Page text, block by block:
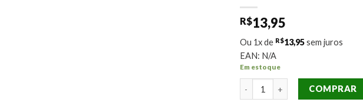
R$13,95
Ou 1x de R$13,95sem juros
EAN: N/A
Em estoque
Stencil OPA 2633 Negativo
COMPRAR